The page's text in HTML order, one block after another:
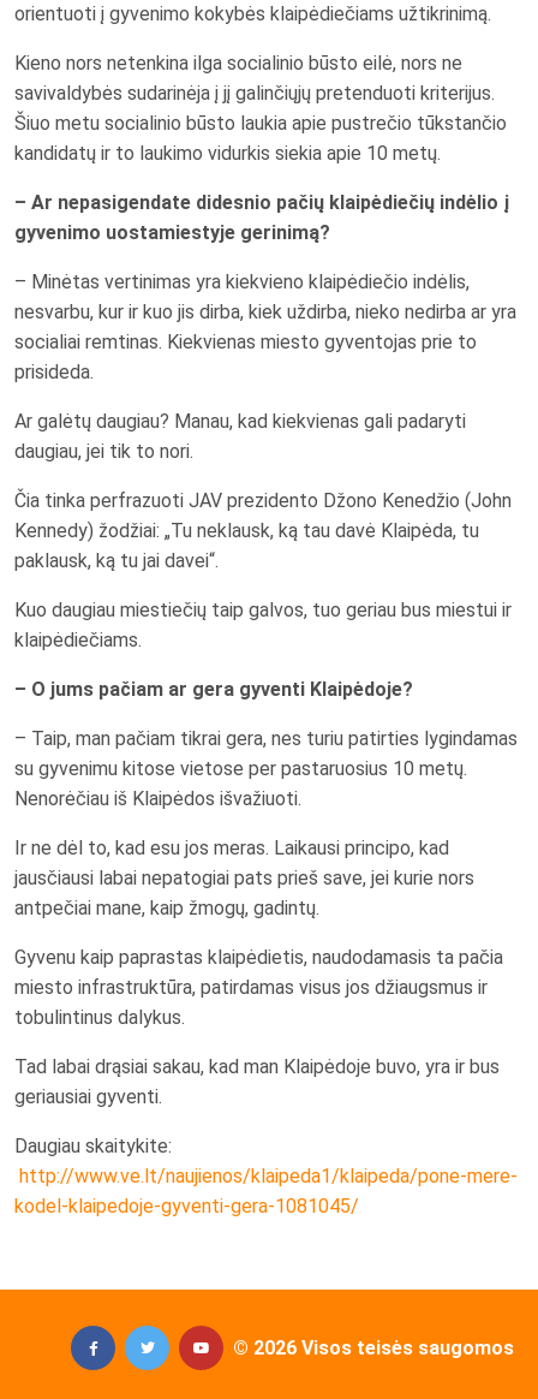
orientuoti į gyvenimo kokybės klaipėdiečiams užtikrinimą.
Kieno nors netenkina ilga socialinio būsto eilė, nors ne
savivaldybės sudarinėja į jį galinčiųjų pretenduoti kriterijus.
Šiuo metu socialinio būsto laukia apie pustrečio tūkstančio
kandidatų ir to laukimo vidurkis siekia apie 10 metų.
– Ar nepasigendate didesnio pačių klaipėdiečių indėlio į
gyvenimo uostamiestyje gerinimą?
– Minėtas vertinimas yra kiekvieno klaipėdiečio indėlis,
nesvarbu, kur ir kuo jis dirba, kiek uždirba, nieko nedirba ar yra
socialiai remtinas. Kiekvienas miesto gyventojas prie to
prisideda.
Ar galėtų daugiau? Manau, kad kiekvienas gali padaryti
daugiau, jei tik to nori.
Čia tinka perfrazuoti JAV prezidento Džono Kenedžio (John
Kennedy) žodžiai: „Tu neklausk, ką tau davė Klaipėda, tu
paklausk, ką tu jai davei“.
Kuo daugiau miestiečių taip galvos, tuo geriau bus miestui ir
klaipėdiečiams.
– O jums pačiam ar gera gyventi Klaipėdoje?
– Taip, man pačiam tikrai gera, nes turiu patirties lygindamas
su gyvenimu kitose vietose per pastaruosius 10 metų.
Nenorėčiau iš Klaipėdos išvažiuoti.
Ir ne dėl to, kad esu jos meras. Laikausi principo, kad
jausčiausi labai nepatogiai pats prieš save, jei kurie nors
antpečiai mane, kaip žmogų, gadintų.
Gyvenu kaip paprastas klaipėdietis, naudodamasis ta pačia
miesto infrastruktūra, patirdamas visus jos džiaugsmus ir
tobulintinus dalykus.
Tad labai drąsiai sakau, kad man Klaipėdoje buvo, yra ir bus
geriausiai gyventi.
Daugiau skaitykite:
http://www.ve.lt/naujienos/klaipeda1/klaipeda/pone-mere-
kodel-klaipedoje-gyventi-gera-1081045/
© 2026 Visos teisės saugomos